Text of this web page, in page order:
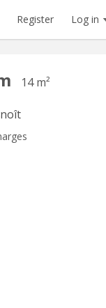
Register Log in
14 m²